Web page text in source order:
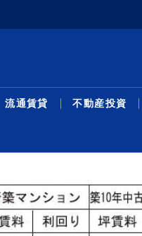
流通賃貸 不動産投資